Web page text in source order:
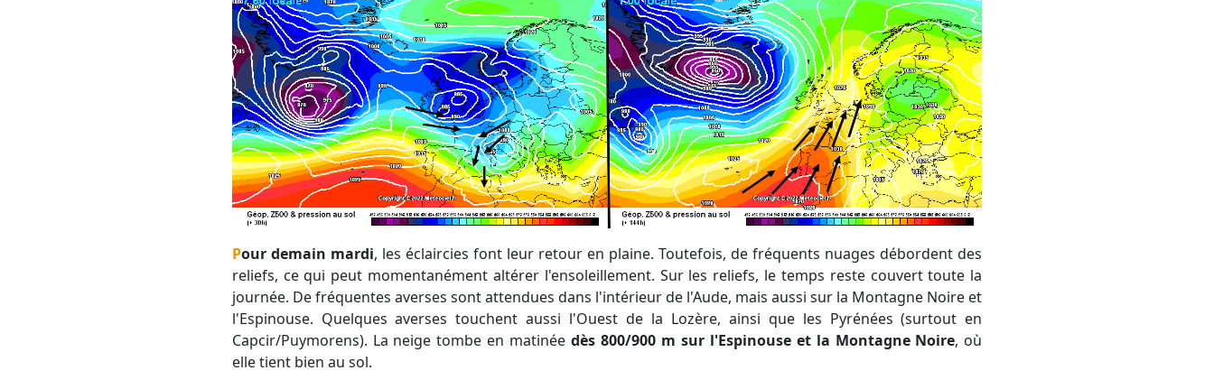
Pour demain mardi, les éclaircies font leur retour en plaine. Toutefois, de fréquents nuages débordent des
reliefs, ce qui peut momentanément altérer l'ensoleillement. Sur les reliefs, le temps reste couvert toute la
journée. De fréquentes averses sont attendues dans l'intérieur de l'Aude, mais aussi sur la Montagne Noire et
l'Espinouse. Quelques averses touchent aussi l'Ouest de la Lozère, ainsi que les Pyrénées (surtout en
Capcir/Puymorens). La neige tombe en matinéedès 800/900 m sur l'Espinouse et la Montagne Noire, où
elle tient bien au sol.